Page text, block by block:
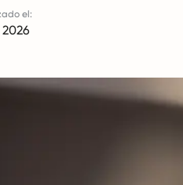
el: